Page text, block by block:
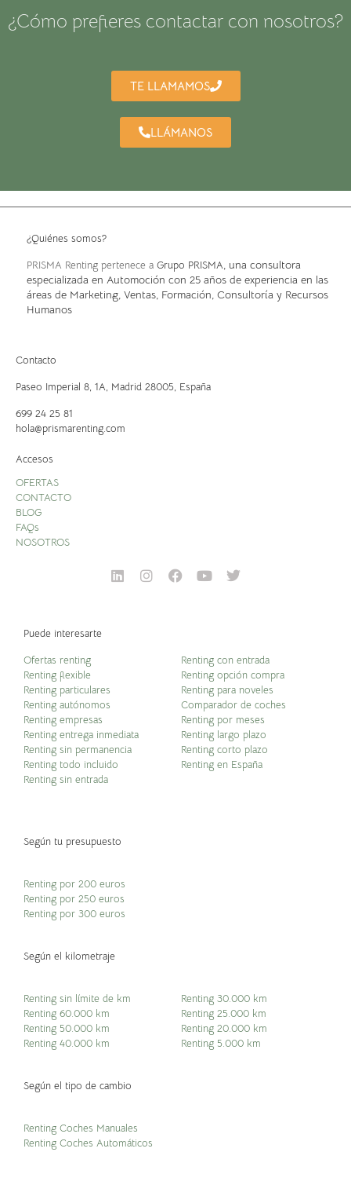
¿Cómo prefieres contactar con nosotros?
TE LLAMAMOS
LLÁMANOS
¿Quiénes somos?
PRISMA Renting pertenece a Grupo PRISMA, una consultora
especializada en Automoción con 25 años de experiencia en las
áreas de Marketing, Ventas, Formación, Consultoría y Recursos
Humanos
Contacto
Paseo Imperial 8, 1A, Madrid 28005, España
699 24 25 81
hola@prismarenting.com
Accesos
OFERTAS
CONTACTO
BLOG
FAQs
NOSOTROS
Puede interesarte
Ofertas renting
Renting flexible
Renting particulares
Renting autónomos
Renting empresas
Renting entrega inmediata
Renting sin permanencia
Renting todo incluido
Renting sin entrada
Renting con entrada
Renting opción compra
Renting para noveles
Comparador de coches
Renting por meses
Renting largo plazo
Renting corto plazo
Renting en España
Según tu presupuesto
Renting por 200 euros
Renting por 250 euros
Renting por 300 euros
Según el kilometraje
Renting sin límite de km
Renting 60.000 km
Renting 50.000 km
Renting 40.000 km
Renting 30.000 km
Renting 25.000 km
Renting 20.000 km
Renting 5.000 km
Según el tipo de cambio
Renting Coches Manuales
Renting Coches Automáticos